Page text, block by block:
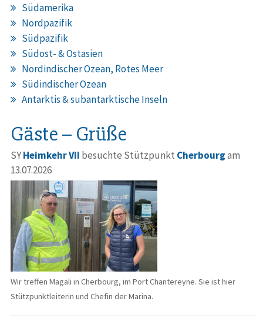
Südamerika
Nordpazifik
Südpazifik
Südost- & Ostasien
Nordindischer Ozean, Rotes Meer
Südindischer Ozean
Antarktis & subantarktische Inseln
Gäste – Grüße
SYHeimkehr VII besuchte Stützpunkt Cherbourgam
13.07.2026
Wir treffen Magali in Cherbourg, im Port Chantereyne. Sie ist hier
Stützpunktleiterin und Chefin der Marina.